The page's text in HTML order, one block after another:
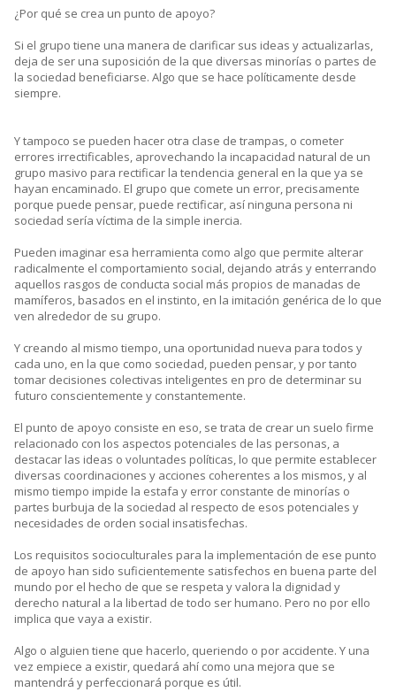
¿Por qué se crea un punto de apoyo?
Si el grupo tiene una manera de clarificar sus ideas y actualizarlas,
deja de ser una suposición de la que diversas minorías o partes de
la sociedad beneficiarse. Algo que se hace políticamente desde
siempre.
Y tampoco se pueden hacer otra clase de trampas, o cometer
errores irrectificables, aprovechando la incapacidad natural de un
grupo masivo para rectificar la tendencia general en la que ya se
hayan encaminado. El grupo que comete un error, precisamente
porque puede pensar, puede rectificar, así ninguna persona ni
sociedad sería víctima de la simple inercia.
Pueden imaginar esa herramienta como algo que permite alterar
radicalmente el comportamiento social, dejando atrás y enterrando
aquellos rasgos de conducta social más propios de manadas de
mamíferos, basados en el instinto, en la imitación genérica de lo que
ven alrededor de su grupo.
Y creando al mismo tiempo, una oportunidad nueva para todos y
cada uno, en la que como sociedad, pueden pensar, y por tanto
tomar decisiones colectivas inteligentes en pro de determinar su
futuro conscientemente y constantemente.
El punto de apoyo consiste en eso, se trata de crear un suelo firme
relacionado con los aspectos potenciales de las personas, a
destacar las ideas o voluntades políticas, lo que permite establecer
diversas coordinaciones y acciones coherentes a los mismos, y al
mismo tiempo impide la estafa y error constante de minorías o
partes burbuja de la sociedad al respecto de esos potenciales y
necesidades de orden social insatisfechas.
Los requisitos socioculturales para la implementación de ese punto
de apoyo han sido suficientemente satisfechos en buena parte del
mundo por el hecho de que se respeta y valora la dignidad y
derecho natural a la libertad de todo ser humano. Pero no por ello
implica que vaya a existir.
Algo o alguien tiene que hacerlo, queriendo o por accidente. Y una
vez empiece a existir, quedará ahí como una mejora que se
mantendrá y perfeccionará porque es útil.